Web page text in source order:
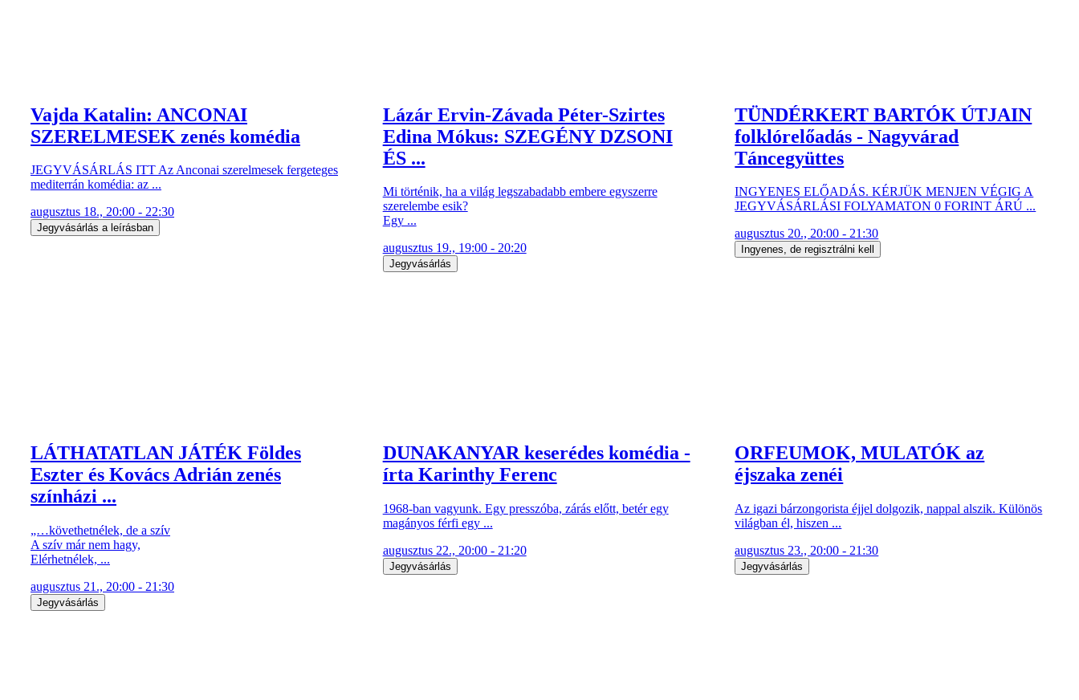
Vajda Katalin: ANCONAI
SZERELMESEK zenés komédia
JEGYVÁSÁRLÁS ITT Az Anconai szerelmesek fergeteges
mediterrán komédia: az ...
augusztus 18., 20:00 - 22:30
Jegyvásárlás a leírásban
Lázár Ervin-Závada Péter-Szirtes
Edina Mókus: SZEGÉNY DZSONI
ÉS ...
Mi történik, ha a világ legszabadabb embere egyszerre
szerelembe esik?
Egy ...
augusztus 19., 19:00 - 20:20
Jegyvásárlás
TÜNDÉRKERT BARTÓK ÚTJAIN
folklórelőadás - Nagyvárad
Táncegyüttes
INGYENES ELŐADÁS. KÉRJÜK MENJEN VÉGIG A
JEGYVÁSÁRLÁSI FOLYAMATON 0 FORINT ÁRÚ ...
augusztus 20., 20:00 - 21:30
Ingyenes, de regisztrálni kell
LÁTHATATLAN JÁTÉK Földes
Eszter és Kovács Adrián zenés
színházi ...
„…követhetnélek, de a szív
A szív már nem hagy,
Elérhetnélek, ...
augusztus 21., 20:00 - 21:30
Jegyvásárlás
DUNAKANYAR keserédes komédia -
írta Karinthy Ferenc
1968-ban vagyunk. Egy presszóba, zárás előtt, betér egy
magányos férfi egy ...
augusztus 22., 20:00 - 21:20
Jegyvásárlás
ORFEUMOK, MULATÓK az
éjszaka zenéi
Az igazi bárzongorista éjjel dolgozik, nappal alszik. Különös
világban él, hiszen ...
augusztus 23., 20:00 - 21:30
Jegyvásárlás